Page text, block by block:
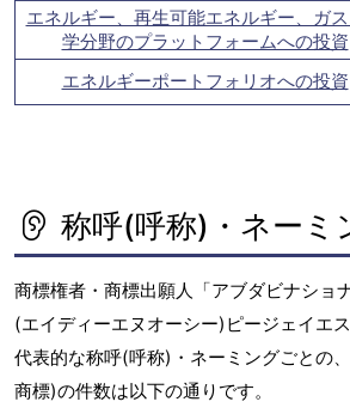
エネルギー、再生可能エネルギー、ガ
学分野のプラットフォームへの投資
エネルギーポートフォリオへの投資
称呼(呼称)・ネーミ
商標権者・商標出願人「アブダビナショ
(エイディーエヌオーシー)ピージェイエ
代表的な称呼(呼称)・ネーミングごとの
商標)の件数は以下の通りです。